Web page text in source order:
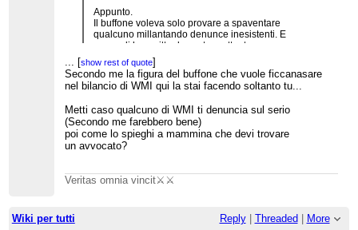
Appunto.
Il buffone voleva solo provare a spaventare
qualcuno millantando denunce inesistenti. E
come gli ho scritto deve stare attento a cosa
scrive, perchè denunce molto più circostanziate le
rischia lui.
Ciò detto, non ci curiam di lui.
... [show rest of quote]
Secondo me la figura del buffone che vuole ficcanasare
nel bilancio di WMI qui la stai facendo soltanto tu...
Metti caso qualcuno di WMI ti denuncia sul serio
(Secondo me farebbero bene)
poi come lo spieghi a mammina che devi trovare
un avvocato?
Veritas omnia vincit⚔️⚔️
Wiki per tutti Reply| Threaded
More